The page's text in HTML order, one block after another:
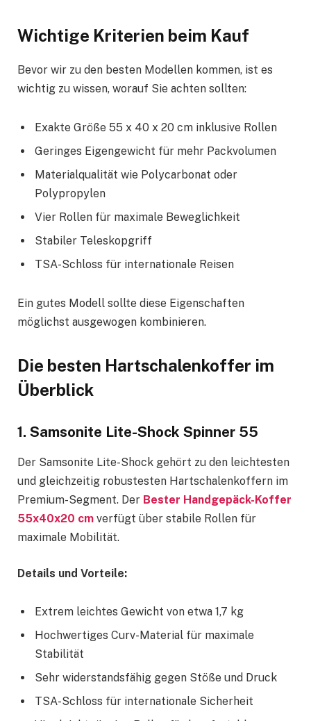
Wichtige Kriterien beim Kauf
Bevor wir zu den besten Modellen kommen, ist es
wichtig zu wissen, worauf Sie achten sollten:
Exakte Größe 55 x 40 x 20 cm inklusive Rollen
Geringes Eigengewicht für mehr Packvolumen
Materialqualität wie Polycarbonat oder
Polypropylen
Vier Rollen für maximale Beweglichkeit
Stabiler Teleskopgriff
TSA-Schloss für internationale Reisen
Ein gutes Modell sollte diese Eigenschaften
möglichst ausgewogen kombinieren.
Die besten Hartschalenkoffer im
Überblick
1. Samsonite Lite-Shock Spinner 55
Der Samsonite Lite-Shock gehört zu den leichtesten
und gleichzeitig robustesten Hartschalenkoffern im
Premium-Segment. Der Bester Handgepäck-Koffer
55x40x20 cm verfügt über stabile Rollen für
maximale Mobilität.
Details und Vorteile:
Extrem leichtes Gewicht von etwa 1,7 kg
Hochwertiges Curv-Material für maximale
Stabilität
Sehr widerstandsfähig gegen Stöße und Druck
TSA-Schloss für internationale Sicherheit